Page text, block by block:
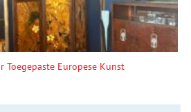
Toegepaste Europese Kunst